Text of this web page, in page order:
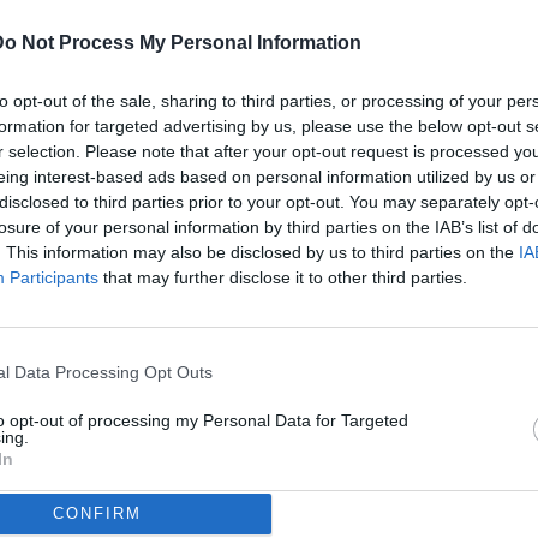
Not Process My Personal Information
opt-out of the sale, sharing to third parties, or processing of your
for targeted advertising by us, please use the below opt-out
selection. Please note that after your opt-out request is processed
interest-based ads based on personal information utilized by us
to third parties prior to your opt-out. You may separately
of your personal information by third parties on the IAB’s list of
This information may also be disclosed by us to third parties on the
Participants that may further disclose it to other third parties.
Data Processing Opt Outs
opt-out of processing my Personal Data for Targeted
CONFIRM
Serie A 3a giornata stagione 2025-2026 - Stadio Artemio Franchi
Luca 2025 - tutti i diritti riservati - vietata la riproduzione anche
07
ago
(2)
07
ago
(1)
ago